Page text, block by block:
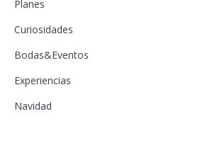
Planes
Curiosidades
Bodas&Eventos
Experiencias
Navidad